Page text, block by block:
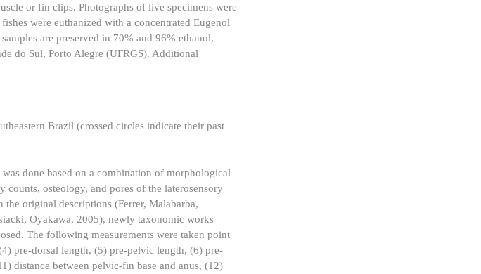
or fin clips. Photographs of live specimens were
were euthanized with a concentrated Eugenol
are preserved in 70% and 96% ethanol,
do Sul, Porto Alegre (UFRGS). Additional
Brazil (crossed circles indicate their past
done based on a combination of morphological
osteology, and pores of the laterosensory
the original descriptions (Ferrer, Malabarba,
Oyakawa, 2005), newly taxonomic works
The following measurements were taken point
pre-dorsal length, (5) pre-pelvic length, (6) pre-
distance between pelvic-fin base and anus, (12)